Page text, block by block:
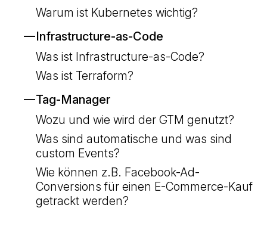
Warum ist Kubernetes wichtig?
Infrastructure-as-Code
Was ist Infrastructure-as-Code?
Was ist Terraform?
Tag-Manager
Wozu und wie wird der GTM genutzt?
Was sind automatische und was sind
custom Events?
Wie können z.B. Facebook-Ad-
Conversions für einen E-Commerce-Kauf
getrackt werden?